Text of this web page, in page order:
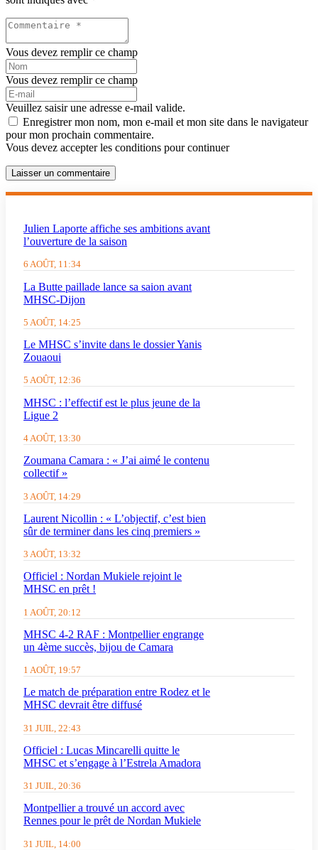
Vous devez remplir ce champ
Vous devez remplir ce champ
Veuillez saisir une adresse e-mail valide.
Enregistrer mon nom, mon e-mail et mon site dans le navigateur
pour mon prochain commentaire.
Vous devez accepter les conditions pour continuer
Laisser un commentaire
Julien Laporte affiche ses ambitions avant
l’ouverture de la saison
6 AOÛT, 11:34
La Butte paillade lance sa saion avant
MHSC-Dijon
5 AOÛT, 14:25
Le MHSC s’invite dans le dossier Yanis
Zouaoui
5 AOÛT, 12:36
MHSC : l’effectif est le plus jeune de la
Ligue 2
4 AOÛT, 13:30
Zoumana Camara : « J’ai aimé le contenu
collectif »
3 AOÛT, 14:29
Laurent Nicollin : « L’objectif, c’est bien
sûr de terminer dans les cinq premiers »
3 AOÛT, 13:32
Officiel : Nordan Mukiele rejoint le
MHSC en prêt !
1 AOÛT, 20:12
MHSC 4-2 RAF : Montpellier engrange
un 4ème succès, bijou de Camara
1 AOÛT, 19:57
Le match de préparation entre Rodez et le
MHSC devrait être diffusé
31 JUIL, 22:43
Officiel : Lucas Mincarelli quitte le
MHSC et s’engage à l’Estrela Amadora
31 JUIL, 20:36
Montpellier a trouvé un accord avec
Rennes pour le prêt de Nordan Mukiele
31 JUIL, 14:00